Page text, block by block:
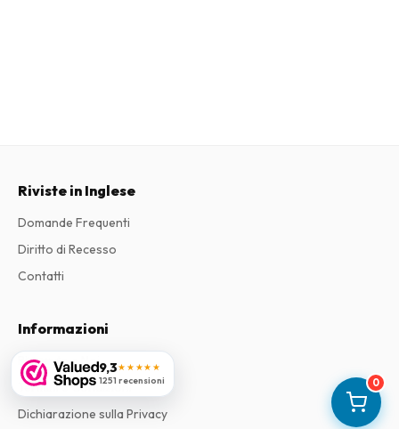
0
9,3★★★★★
1251 recensioni
Riviste in Inglese
Domande Frequenti
Diritto di Recesso
Contatti
Informazioni
Riguardo a Noi
Termini e Condizioni
Dichiarazione sulla Privacy